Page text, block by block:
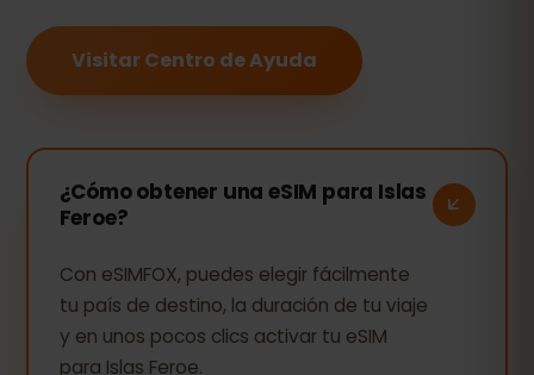
Visitar Centro de Ayuda
¿Cómo obtener una eSIM para Islas
Feroe?
Con eSIMFOX, puedes elegir fácilmente
tu país de destino, la duración de tu viaje
y en unos pocos clics activar tu eSIM
para Islas Feroe.